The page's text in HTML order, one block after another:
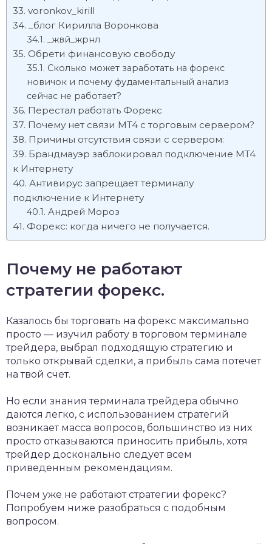
voronkov_kirill
_блог Кирилла Воронкова
_жвй_жрнл
Обрети финансовую свободу
Сколько может заработать на форекс
новичок и почему фудаментальный анализ
сейчас не работает?
Перестал работать Форекс
Почему нет связи MT4 с торговым сервером?
Причины отсутствия связи с сервером:
Брандмауэр заблокировал подключение MT4
к Интернету
Антивирус запрещает терминалу
подключение к Интернету
Андрей Мороз
Форекс: когда ничего не получается.
Почему не работают
стратегии форекс.
Казалось бы торговать на форекс максимально
просто — изучил работу в торговом терминале
трейдера, выбрал подходящую стратегию и
только открывай сделки, а прибыль сама потечет
на твой счет.
Но если знания терминала трейдера обычно
даются легко, с использованием стратегий
возникает масса вопросов, большинство из них
просто отказываются приносить прибыль, хотя
трейдер досконально следует всем
приведенным рекомендациям.
Почем уже не работают стратегии форекс?
Попробуем ниже разобраться с подобным
вопросом.